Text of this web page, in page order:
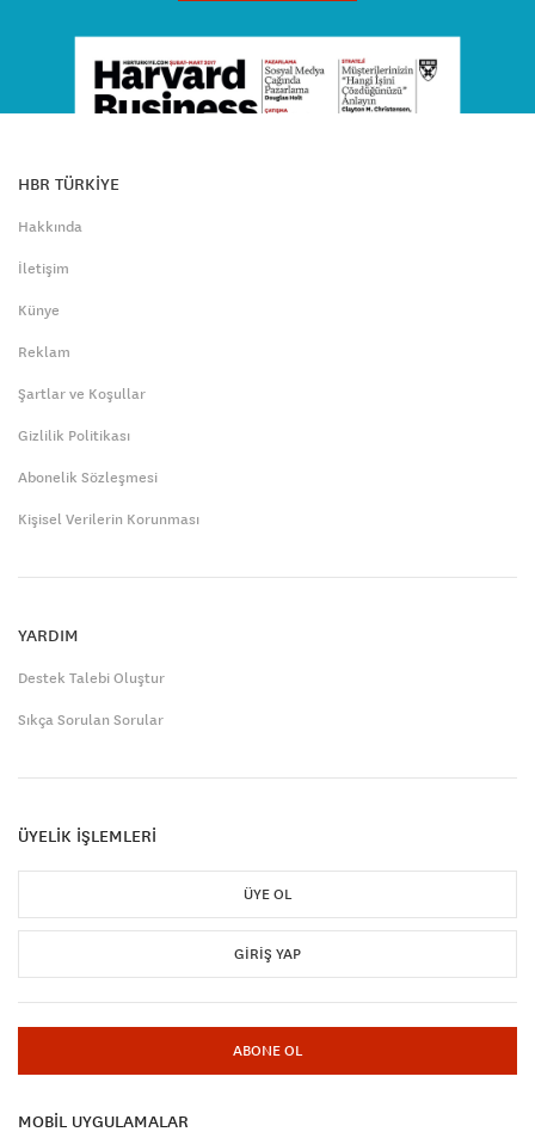
HBR TÜRKİYE
Hakkında
İletişim
Künye
Reklam
Şartlar ve Koşullar
Gizlilik Politikası
Abonelik Sözleşmesi
Kişisel Verilerin Korunması
YARDIM
Destek Talebi Oluştur
Sıkça Sorulan Sorular
ÜYELİK İŞLEMLERİ
ÜYE OL
GIRIŞ YAP
ABONE OL
MOBİL UYGULAMALAR